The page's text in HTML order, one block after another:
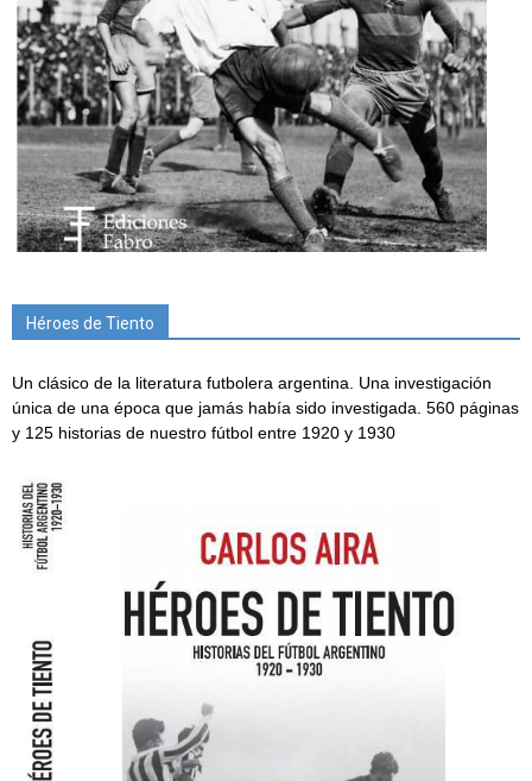
Héroes de Tiento
Un clásico de la literatura futbolera argentina. Una investigación
única de una época que jamás había sido investigada. 560 páginas
y 125 historias de nuestro fútbol entre 1920 y 1930